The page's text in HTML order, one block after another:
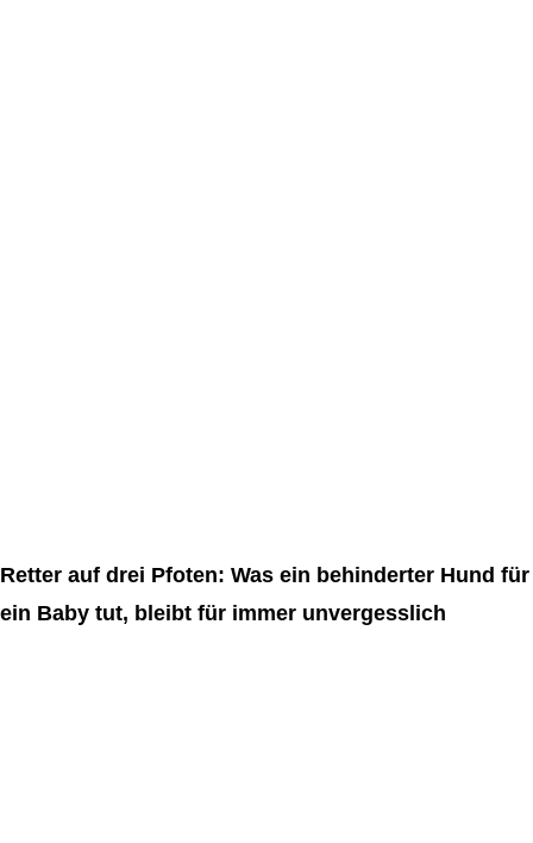
Retter auf drei Pfoten: Was ein behinderter Hund für
ein Baby tut, bleibt für immer unvergesslich